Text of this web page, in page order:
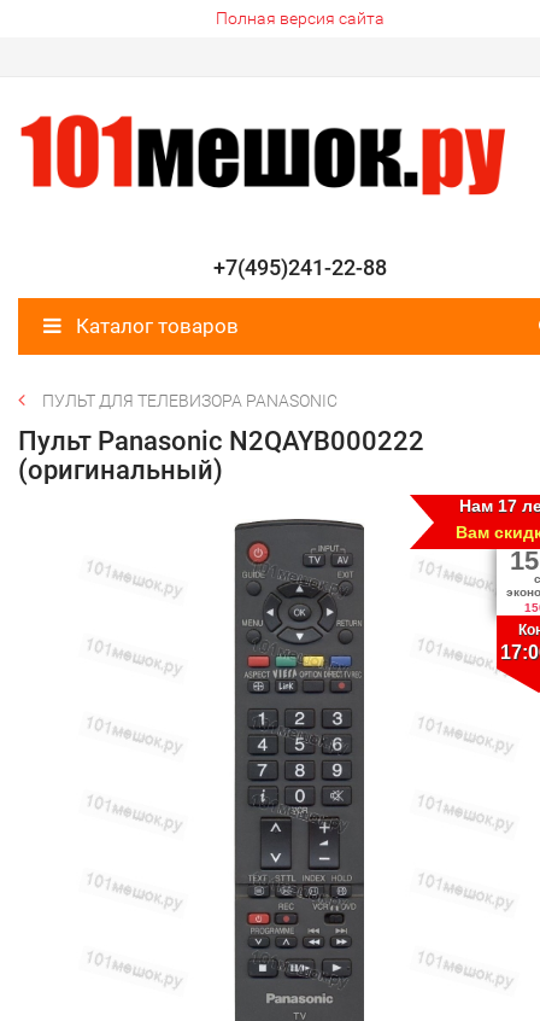
Полная версия сайта
+7(495)241-22-88
Каталог товаров
ПУЛЬТ ДЛЯ ТЕЛЕВИЗОРА PANASONIC
Пульт Panasonic N2QAYB000222
(оригинальный)
Нам 17
Вам
15